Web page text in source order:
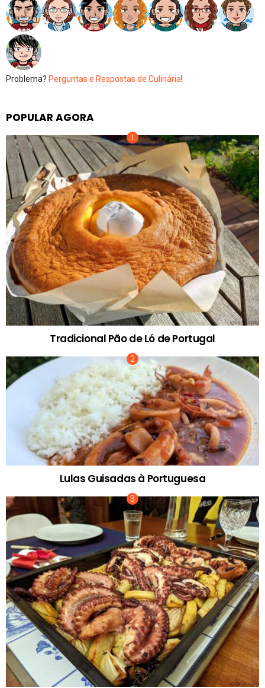
Problema? Perguntas e Respostas de Culinária!
POPULAR AGORA
Tradicional Pão de Ló de Portugal
Lulas Guisadas à Portuguesa